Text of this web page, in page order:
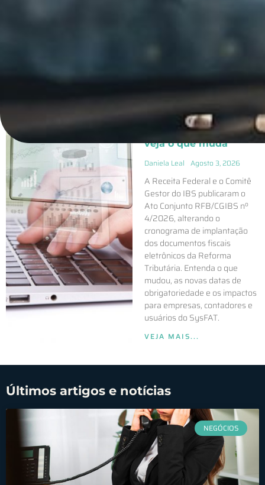
ÚLTIMO ARTIGO PUBLICADO
2026: Governo publica
novo cronograma dos
documentos fiscais;
veja o que muda
Daniela Leal Agosto 3, 2026
A Receita Federal e o Comitê
Gestor do IBS publicaram o
Ato Conjunto RFB/CGIBS nº
4/2026, alterando o
cronograma de implantação
dos documentos fiscais
eletrônicos da Reforma
Tributária. Entenda o que
mudou, as novas datas de
obrigatoriedade e os impactos
para empresas, contadores e
usuários do SysFAT.
VEJA MAIS...
Últimos artigos e notícias
NEGÓCIOS